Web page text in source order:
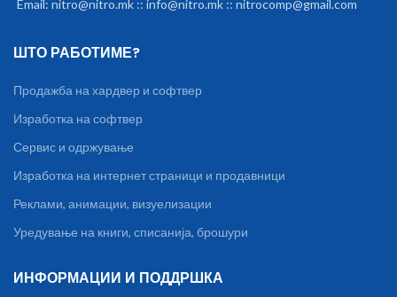
Email: nitro@nitro.mk :: info@nitro.mk :: nitrocomp@gmail.com
ШТО РАБОТИМЕ?
Продажба на хардвер и софтвер
Изработка на софтвер
Сервис и одржување
Изработка на интернет страници и продавници
Реклами, анимации, визуелизации
Уредување на книги, списанија, брошури
ИНФОРМАЦИИ И ПОДДРШКА